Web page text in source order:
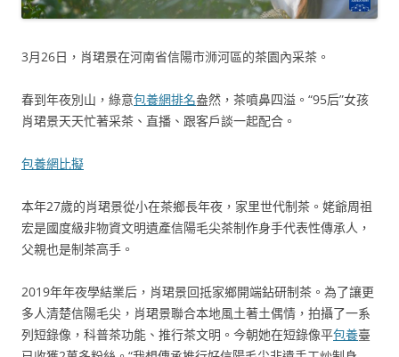
3月26日，肖珺景在河南省信陽市浉河區的茶園內采茶。
春到年夜別山，綠意包養網排名盎然，茶噴鼻四溢。“95后”女孩
肖珺景天天忙著采茶、直播、跟客戶談一起配合。
包養網比擬
本年27歲的肖珺景從小在茶鄉長年夜，家里世代制茶。姥爺周祖
宏是國度級非物資文明遺產信陽毛尖茶制作身手代表性傳承人，
父親也是制茶高手。
2019年年夜學結業后，肖珺景回抵家鄉開端鉆研制茶。為了讓更
多人清楚信陽毛尖，肖珺景聯合本地風土著土偶情，拍攝了一系
列短錄像，科普茶功能、推行茶文明。今朝她在短錄像平包養臺